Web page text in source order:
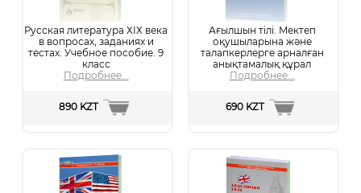
Русская литература ХІХ века
в вопросах, заданиях и
тестах. Учебное пособие. 9
класс
Подробнее...
890 KZT
Ағылшын тілі. Мектеп
оқушыларына және
талапкерлерге арналған
анықтамалық құрал
Подробнее...
690 KZT